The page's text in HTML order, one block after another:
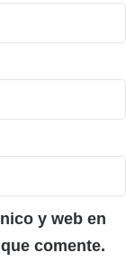
y web en
comente.